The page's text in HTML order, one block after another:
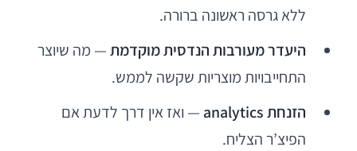
ללא גרסה ראשונה ברורה.
היעדר מעורבות הנדסית מוקדמת— מה שיוצר
התחייבויות מוצריות שקשה לממש.
הזנחת analytics
— ואז אין דרך לדעת אם
הפיצ’ר הצליח.